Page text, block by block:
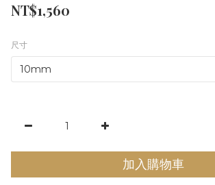
NT$1,560
尺寸
加入購物車